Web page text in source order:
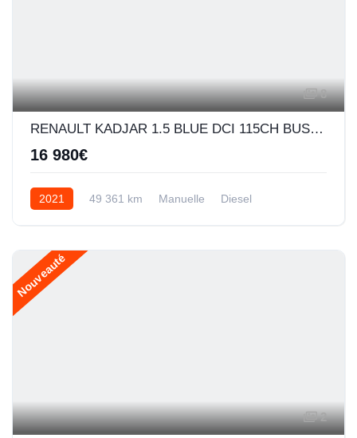
8
RENAULT KADJAR 1.5 BLUE DCI 115CH BUSINESS - 21
16 980€
2021 49 361 km Manuelle Diesel
Nouveauté
2